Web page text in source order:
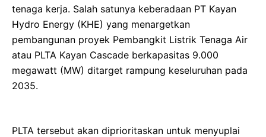
tenaga kerja. Salah satunya keberadaan PT Kayan
Hydro Energy (KHE) yang menargetkan
pembangunan proyek Pembangkit Listrik Tenaga Air
atau PLTA Kayan Cascade berkapasitas 9.000
megawatt (MW) ditarget rampung keseluruhan pada
2035.
PLTA tersebut akan diprioritaskan untuk menyuplai